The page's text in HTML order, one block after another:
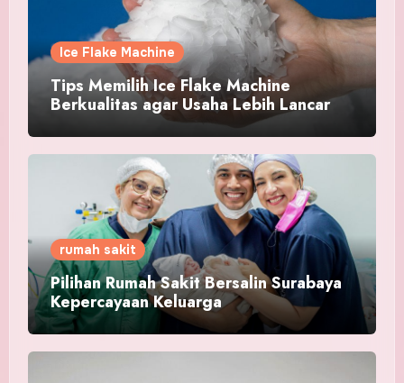
Ice Flake Machine
Tips Memilih Ice Flake Machine
Berkualitas agar Usaha Lebih Lancar
rumah sakit
Pilihan Rumah Sakit Bersalin Surabaya
Kepercayaan Keluarga